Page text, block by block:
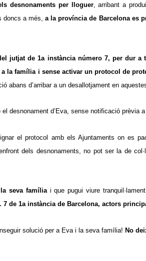
desnonaments per lloguer, arribant a
doncs a més,a la província de Barcelona es
jutjat de 1a instància número 7, per dur
la família i sense activar un protocol de
d’arribar a un desallotjament en
desnonament d’Eva, sense notificació prèvia
el protocol amb els Ajuntaments on es
dels desnonaments, no pot ser la de
seva famíliai que pugui viure
de 1a instància de Barcelona, actors
solució per a Eva i la seva família! No